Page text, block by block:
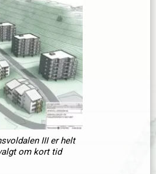
III er helt
om kort tid